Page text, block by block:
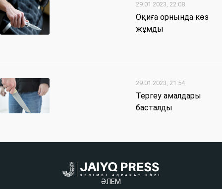
29.01.2023, 22:08
Оқиға орнында көз
жұмды
29.01.2023, 21:54
Тергеу амалдары
басталды
ӘЛЕМ